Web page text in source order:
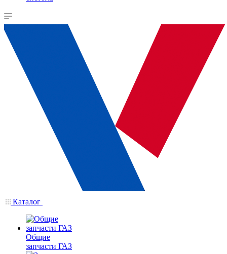
Каталог
Общие
запчасти ГАЗ